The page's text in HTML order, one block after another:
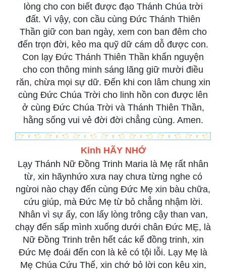
lòng cho con biết được đạo Thánh Chúa trời
đất. Vì vậy, con cầu cùng Đức Thánh Thiên
Thần giữ con ban ngày, xem con ban đêm cho
đến trọn đời, kẻo ma quỹ dữ cám dỗ được con.
Con lạy Đức Thánh Thiên Thần khẩn nguyện
cho con thông minh sáng lãng giữ mười điều
răn, chừa mọi sự dữ. Đến khi con lâm chung xin
cùng Đức Chúa Trời cho linh hồn con được lên
ở cùng Đức Chúa Trời và Thánh Thiên Thần,
hằng sống vui vẻ đời đời chẳng cùng. Amen.
Kinh HÃY NHỚ
Lạy Thánh Nữ Đồng Trinh Maria là Mẹ rất nhân
từ, xin hãynhứo xưa nay chưa từng nghe có
ngừoi nào chạy đến cùng Đức Mẹ xin bàu chữa,
cứu giúp, mà Đức Mẹ từ bỏ chẳng nhậm lời.
Nhân vì sự ấy, con lấy lòng trông cậy than van,
chạy đến sấp mình xuống dưới chân Đức MẸ, là
Nữ Đồng Trinh trên hết các kể đồng trinh, xin
Đức Mẹ đoái đến con là kẻ có tội lỗi. Lạy Mẹ là
Mẹ Chúa Cứu Thế, xin chớ bỏ lời con kêu xin,